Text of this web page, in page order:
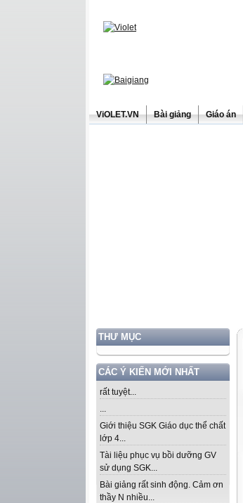
ViOLET.VN Bài giảng Giáo án
THƯ MỤC
CÁC Ý KIẾN MỚI NHẤT
rất tuyệt...
...
Giới thiệu SGK Giáo dục thể chất
lớp 4...
Tài liệu phục vụ bồi dưỡng GV
sử dụng SGK...
Bài giảng rất sinh động. Cảm ơn
thầy N nhiều...